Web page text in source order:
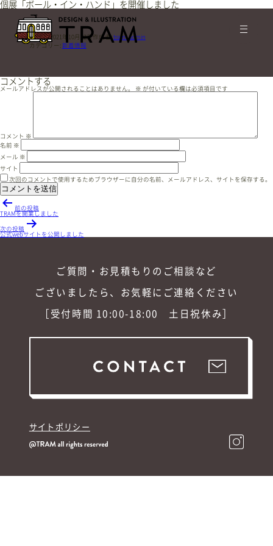
個展「ボール・イン・ハンド」を開催しました
投稿日:2021年10月22日作成者:tram_admin
カテゴリー:新着情報
コメントする
メールアドレスが公開されることはありません。 ※ が付いている欄は必須項目です
コメント ※
名前 ※
メール ※
サイト
次回のコメントで使用するためブラウザーに自分の名前、メールアドレス、サイトを保存する。
投
稿
ナ
ビ
ゲ
ー
前の投稿
TRAMを開業しました
次の投稿
公式webサイトを公開しました
ご質問・お見積もりのご相談など
ございましたら、お気軽にご連絡ください
［受付時間 10:00-18:00 土日祝休み］
サイトポリシー